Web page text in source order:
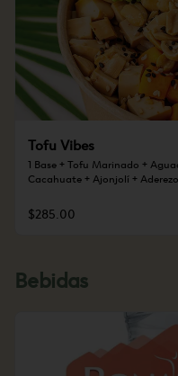
Tofu Vibes
1 Base + Tofu Marinado +
Cacahuate + Ajonjolí +
$285.00
Bebidas